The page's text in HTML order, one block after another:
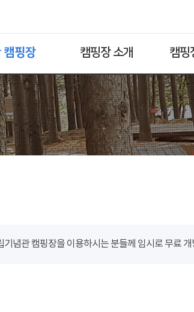
캠핑장 소개 캠핑
기념관 캠핑장을 이용하시는 분들께 임시로 무료